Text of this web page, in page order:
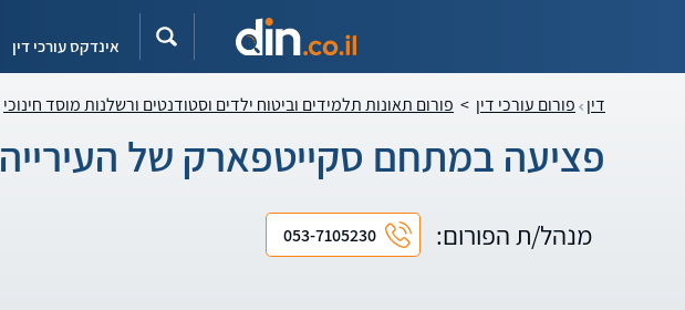
אינדקס עורכי דין
דין פורום עורכי דין > פורום תאונות תלמידים וביטוח ילדים וסטודנטים ורשלנות מוסד חינוכי
פציעה במתחם סקייטפארק של העירייה
מנהל/ת הפורום: 053-7105230